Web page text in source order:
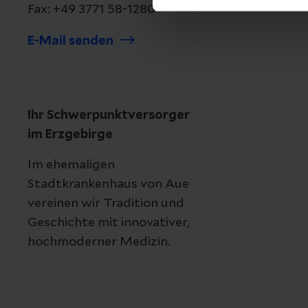
Fax: +49 3771 58-1280
E-Mail senden
Ihr Schwerpunktversorger
im Erzgebirge
Im ehemaligen
Stadtkrankenhaus von Aue
vereinen wir Tradition und
Geschichte mit innovativer,
hochmoderner Medizin.